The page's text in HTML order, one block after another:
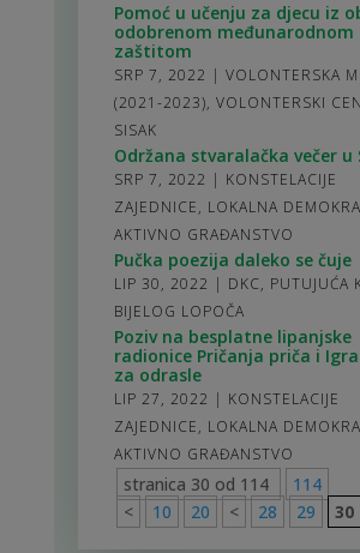
Pomoć u učenju za djecu iz
odobrenom međunarodnom
zaštitom
SRP 7, 2022 | VOLONTERSKA
(2021-2023), VOLONTERSKI
SISAK
Održana stvaralačka večer u
SRP 7, 2022 | KONSTELACIJE
ZAJEDNICE, LOKALNA
AKTIVNO GRAĐANSTVO
Pučka poezija daleko se čuje
LIP 30, 2022 | DKC, PUTUJUĆA
BIJELOG LOPOČA
Poziv na besplatne lipanjske
radionice Pričanja priča i
za odrasle
LIP 27, 2022 | KONSTELACIJE
ZAJEDNICE, LOKALNA
AKTIVNO GRAĐANSTVO
stranica 30 od 114
114
<
10 20 < 28 29 30